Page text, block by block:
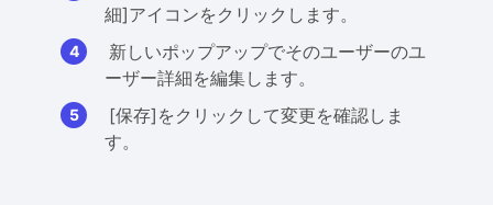
細]アイコンをクリックします。
新しいポップアップでそのユーザーのユ
ーザー詳細を編集します。
[保存]をクリックして変更を確認しま
す。